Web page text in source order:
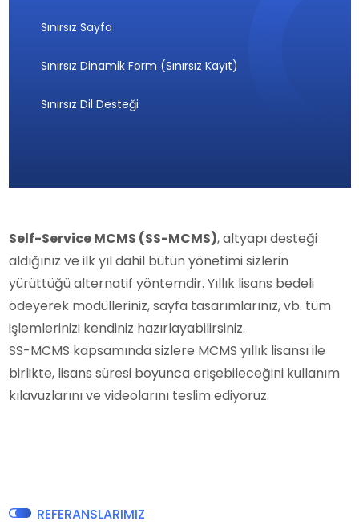
Sınırsız Sayfa
Sınırsız Dinamik Form (Sınırsız Kayıt)
Sınırsız Dil Desteği
Self-Service MCMS (SS-MCMS), altyapı desteği
aldığınız ve ilk yıl dahil bütün yönetimi sizlerin
yürüttüğü alternatif yöntemdir. Yıllık lisans bedeli
ödeyerek modülleriniz, sayfa tasarımlarınız, vb. tüm
işlemlerinizi kendiniz hazırlayabilirsiniz.
SS-MCMS kapsamında sizlere MCMS yıllık lisansı ile
birlikte, lisans süresi boyunca erişebileceğini kullanım
kılavuzlarını ve videolarını teslim ediyoruz.
REFERANSLARIMIZ